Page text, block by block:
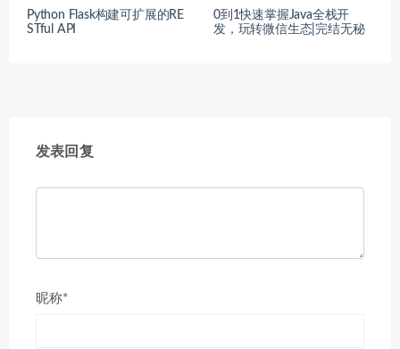
Python Flask构建可扩展的RE
STful API
0到1快速掌握Java全栈开
发，玩转微信生态|完结无秘
发表回复
昵称*